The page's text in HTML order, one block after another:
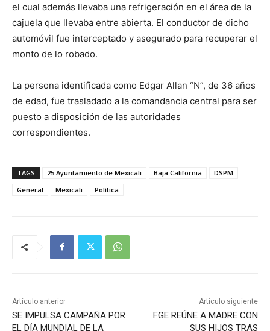
el cual además llevaba una refrigeración en el área de la
cajuela que llevaba entre abierta. El conductor de dicho
automóvil fue interceptado y asegurado para recuperar el
monto de lo robado.
La persona identificada como Edgar Allan “N”, de 36 años
de edad, fue trasladado a la comandancia central para ser
puesto a disposición de las autoridades
correspondientes.
TAGS 25 Ayuntamiento de Mexicali Baja California
DSPM
General
Mexicali Política
Artículo anterior
SE IMPULSA CAMPAÑA POR
EL DÍA MUNDIAL DE LA
Artículo siguiente
FGE REÚNE A MADRE CON
SUS HIJOS TRAS